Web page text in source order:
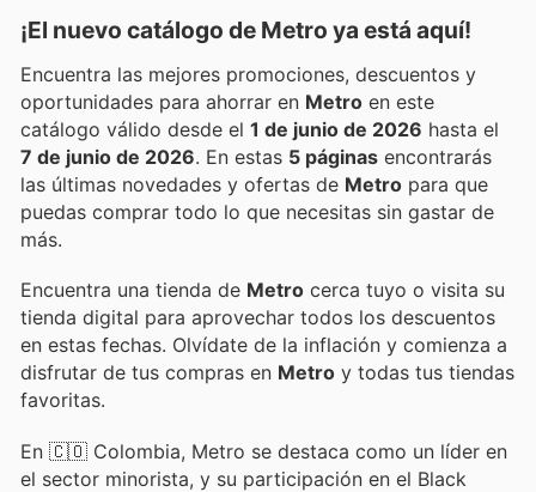
¡El nuevo catálogo de Metro ya está aquí!
Encuentra las mejores promociones, descuentos y
oportunidades para ahorrar en Metro en este
catálogo válido desde el 1 de junio de 2026 hasta el
7 de junio de 2026 . En estas 5 páginas encontrarás
las últimas novedades y ofertas de Metro para que
puedas comprar todo lo que necesitas sin gastar de
más.
Encuentra una tienda de Metro cerca tuyo o visita su
tienda digital para aprovechar todos los descuentos
en estas fechas. Olvídate de la inflación y comienza a
disfrutar de tus compras en Metro y todas tus tiendas
favoritas.
En 🇨🇴 Colombia, Metro se destaca como un líder en
el sector minorista, y su participación en el Black